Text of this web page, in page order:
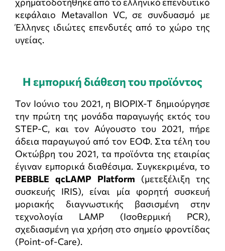
κεφάλαιο Metavallon VC, σε συνδυασμό με
Έλληνες ιδιώτες επενδυτές από το χώρο της
υγείας.
Η εμπορική διάθεση του προϊόντος
Τον Ιούνιο του 2021, η BIOPIX-T δημιούργησε
την πρώτη της μονάδα παραγωγής εκτός του
STEP-C, και τον Αύγουστο του 2021, πήρε
άδεια παραγωγού από τον ΕΟΦ. Στα τέλη του
Οκτώβρη του 2021, τα προϊόντα της εταιρίας
έγιναν εμπορικά διαθέσιμα. Συγκεκριμένα, το
PEBBLE qcLAMP Platform (μετεξέλιξη της
συσκευής IRIS), είναι μία φορητή συσκευή
μοριακής διαγνωστικής βασισμένη στην
τεχνολογία LAMP (Ισοθερμική PCR),
σχεδιασμένη για χρήση στο σημείο φροντίδας
(Point-of-Care).